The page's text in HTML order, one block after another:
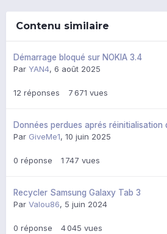
Contenu similaire
Démarrage bloqué sur NOKIA 3.4
Par YAN4, 6 août 2025
12 réponses 7 671 vues
Données perdues aprés réinitialisation
Par GiveMe1, 10 juin 2025
0 réponse 1 747 vues
Recycler Samsung Galaxy Tab 3
Par Valou86, 5 juin 2024
0 réponse 4 045 vues